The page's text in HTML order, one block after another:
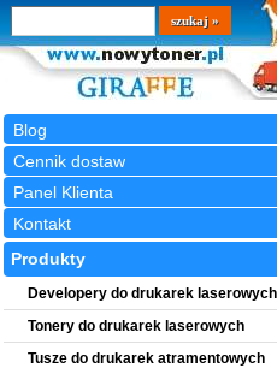
Blog
Cennik dostaw
Panel Klienta
Kontakt
Wyszukiwarka
szukaj
Produkty
Developery do drukarek laserowych
Tonery do drukarek laserowych
Tusze do drukarek atramentowych